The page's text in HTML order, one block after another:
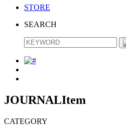
STORE
SEARCH
JOURNALItem
CATEGORY